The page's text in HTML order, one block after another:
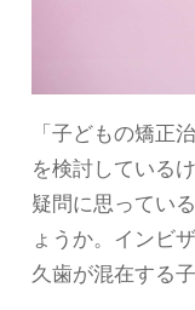
「子どもの矯正
を検討している
疑問に思ってい
ょうか。インビ
久歯が混在する